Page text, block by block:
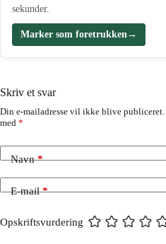
sekunder.
Marker som foretrukken →
Skriv et svar
Din e-mailadresse vil ikke blive publiceret.
med *
Navn*
E-mail*
Opskriftsvurdering